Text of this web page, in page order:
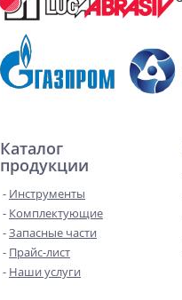
Каталог
продукции
Инструменты
Комплектующие
Запасные части
Прайс-лист
Наши услуги